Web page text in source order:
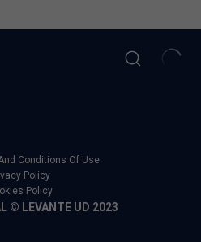
Conditions Of Use
Policy
Policy
© LEVANTE UD 2023